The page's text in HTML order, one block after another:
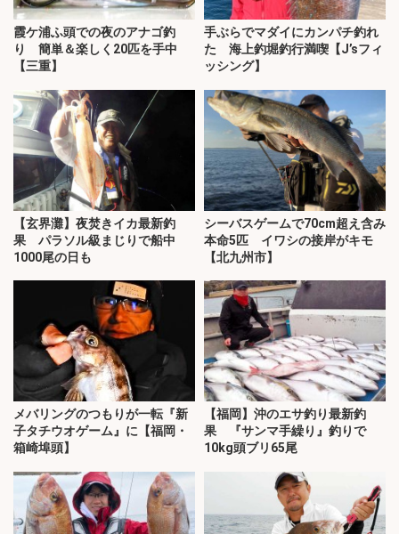
霞ケ浦ふ頭での夜のアナゴ釣
り 簡単＆楽しく20匹を手中
【三重】
手ぶらでマダイにカンパチ釣れ
た 海上釣堀釣行満喫【J’sフィ
ッシング】
【玄界灘】夜焚きイカ最新釣
果 パラソル級まじりで船中
1000尾の日も
シーバスゲームで70cm超え含み
本命5匹 イワシの接岸がキモ
【北九州市】
メバリングのつもりが一転『新
子タチウオゲーム』に【福岡・
箱崎埠頭】
【福岡】沖のエサ釣り最新釣
果 『サンマ手繰り』釣りで
10kg頭ブリ65尾